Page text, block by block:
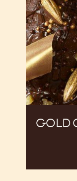
GOLD